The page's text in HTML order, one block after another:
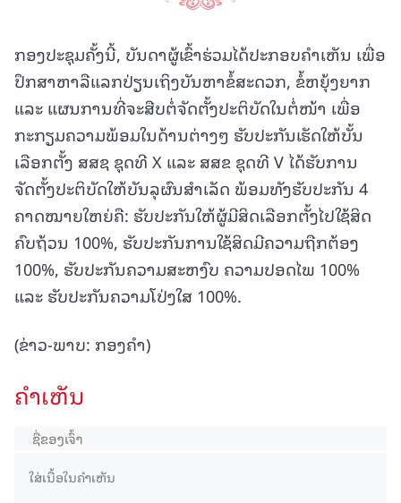
ກອງປະຊຸມຄັ້ງນີ້, ບັນດາຜູ້ເຂົ້າຮ່ວມໄດ້ປະກອບຄໍາເຫັນ ເພື່ອ
ປຶກສາຫາລືແລກປ່ຽນເຖິງບັນຫາຂໍ້ສະດວກ, ຂໍ້ຫຍຸ້ງຍາກ
ແລະ ແຜນການທີ່ຈະສືບຕໍ່ຈັດຕັ້ງປະຕິບັດໃນຕໍ່ໜ້າ ເພື່ອ
ກະກຽມຄວາມພ້ອມໃນດ້ານຕ່າງໆ ຮັບປະກັນເຮັດໃຫ້ບັ້ນ
ເລືອກຕັ້ງ ສສຊ ຊຸດທີ X ແລະ ສສຂ ຊຸດທີ V ໄດ້ຮັບການ
ຈັດຕັ້ງປະຕິບັດໃຫ້ບັນລຸຜົນສໍາເລັດ ພ້ອມທັງຮັບປະກັນ 4
ຄາດໝາຍໃຫຍ່ຄື: ຮັບປະກັນໃຫ້ຜູ້ມີສິດເລືອກຕັ້ງໄປໃຊ້ສິດ
ຄົບຖ້ວນ 100%, ຮັບປະກັນການໃຊ້ສິດມີຄວາມຖືກຕ້ອງ
100%, ຮັບປະກັນຄວາມສະຫງົບ ຄວາມປອດໄພ 100%
ແລະ ຮັບປະກັນຄວາມໂປ່ງໃສ 100%.
(ຂ່າວ-ພາບ: ກອງຄໍາ)
ຄໍາເຫັນ